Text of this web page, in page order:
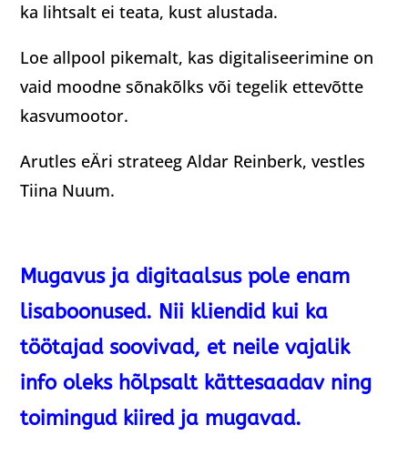
ka lihtsalt ei teata, kust alustada.
Loe allpool pikemalt, kas digitaliseerimine on
vaid moodne sõnakõlks või tegelik ettevõtte
kasvumootor.
Arutles eÄri strateeg Aldar Reinberk, vestles
Tiina Nuum.
Mugavus ja digitaalsus pole enam
lisaboonused. Nii kliendid kui ka
töötajad soovivad, et neile vajalik
info oleks hõlpsalt kättesaadav ning
toimingud kiired ja mugavad.